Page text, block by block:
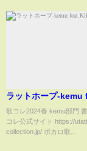
ラットホープ-kemu
歌コレ2024春 kemu部門
コレ公式サイト https://
collection.jp/ ボカロ歌...